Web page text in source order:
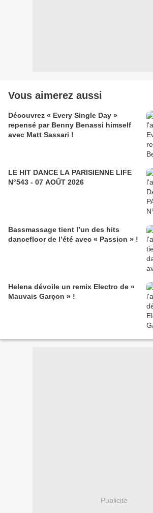
Vous aimerez aussi
Découvrez « Every Single Day »
repensé par Benny Benassi himself
avec Matt Sassari !
LE HIT DANCE LA PARISIENNE LIFE
N°543 - 07 AOÛT 2026
Bassmassage tient l’un des hits
dancefloor de l’été avec « Passion » !
Helena dévoile un remix Electro de «
Mauvais Garçon » !
Publicité